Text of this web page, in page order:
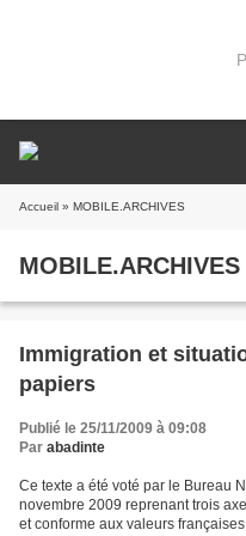
Accueil » MOBILE.ARCHIVES
MOBILE.ARCHIVES
Immigration et
papiers
Publié le 25/11/2009 à 09:08
Par abadinte
Ce texte a été voté par le Bureau
novembre 2009 reprenant trois
et conforme aux valeurs